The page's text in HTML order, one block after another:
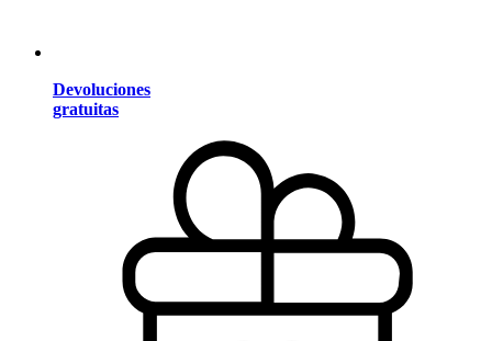
Devoluciones
gratuitas